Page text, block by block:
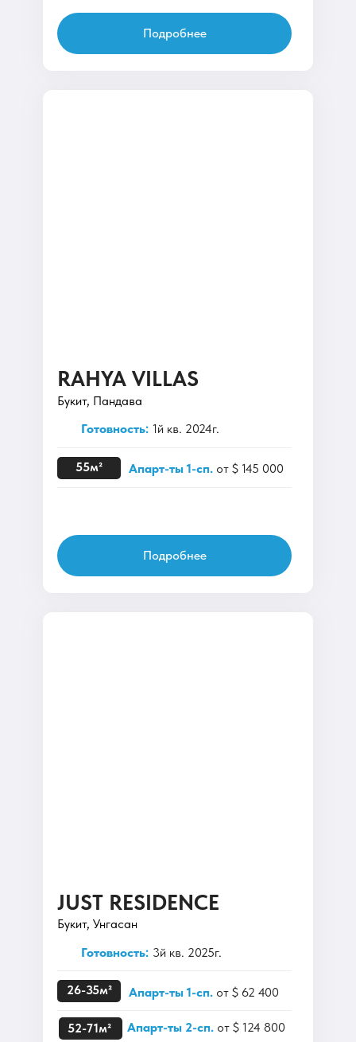
Подробнее
JUST RESIDENCE
Букит, Унгасан
Готовность: 3й кв. 2025г.
26-35м² Апарт-ты 1-сп. от $ 62 400
RAHYA VILLAS
Букит, Пандава
Готовность: 1й кв. 2024г.
55м² Апарт-ты 1-сп. от $ 145 000
Подробнее
Апарт-ты 2-сп.
52-71м² от $ 124 800